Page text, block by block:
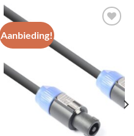
Aanbieding!
wenslijst